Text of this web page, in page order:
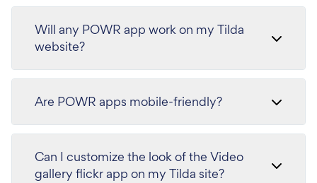
Will any POWR app work on my Tilda
website?
Are POWR apps mobile-friendly?
Can I customize the look of the Video
gallery flickr app on my Tilda site?